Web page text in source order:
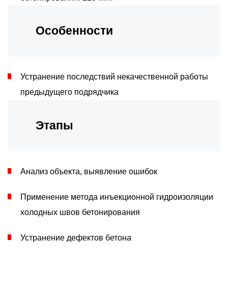
Особенности
Устранение последствий некачественной работы
предыдущего подрядчика
Этапы
Анализ объекта, выявление ошибок
Применение метода инъекционной гидроизоляции
холодных швов бетонирования
Устранение дефектов бетона